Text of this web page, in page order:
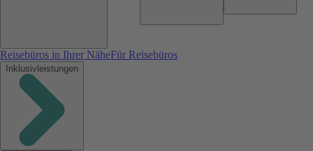
Reisebüros in Ihrer NäheFür Reisebüros
Inklusivleistungen